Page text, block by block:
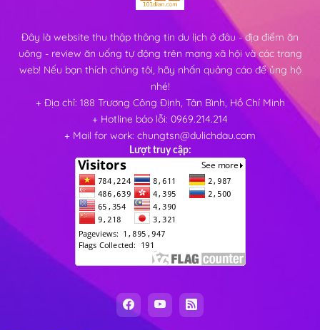
Đây là website thu thập thông tin du lịch ở đâu - địa điểm ăn
uông - review ăn uống tự động trên mạng xã hội và các trang
web! Nếu bạn thích chúng tôi, hãy nhấn quảng cáo để ủng hộ
nhé!
+ Địa chỉ: 188 Trương Công Định, Tân Bình, Hồ Chí Minh
+ Hotline báo lỗi: 0969.214.214
+ Mail for work: chungtsn@dulichdau.com
Lượt truy cập: